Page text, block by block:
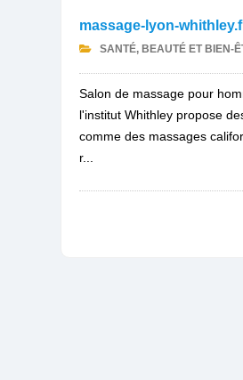
massage-lyon-
SANTÉ, BEAUTÉ ET BIEN-
Salon de massage pour
l'institut Whithley propose
comme des massages
r...